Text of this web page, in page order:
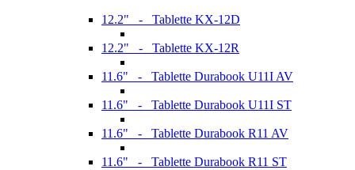
12.2" - Tablette KX-12D
12.2" - Tablette KX-12R
11.6" - Tablette Durabook U11I AV
11.6" - Tablette Durabook U11I ST
11.6" - Tablette Durabook R11 AV
11.6" - Tablette Durabook R11 ST